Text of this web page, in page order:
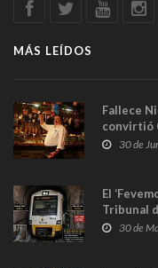
MÁS LEÍDOS
Fallece
convirtió
en Madrid
30 de
El
Tribunal
30 de